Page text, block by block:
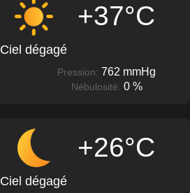
+37°C
Ciel dégagé
Pression: 762 mmHg
Nébulosité: 0 %
+26°C
Ciel dégagé